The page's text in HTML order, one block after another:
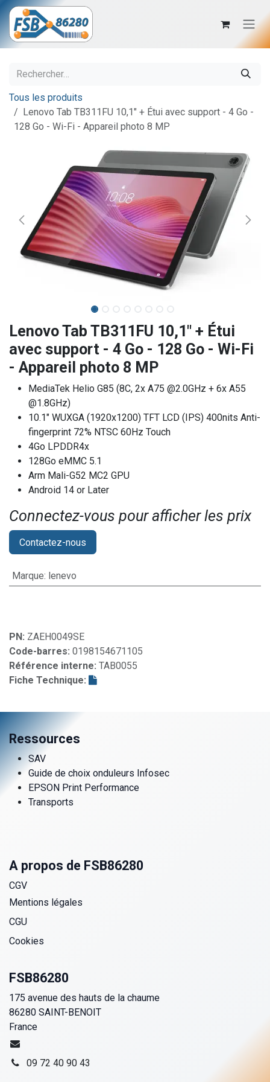
Se rendre au contenu
Tous les produits
Lenovo Tab TB311FU 10,1" + Étui avec support - 4 Go -
128 Go - Wi-Fi - Appareil photo 8 MP
Lenovo Tab TB311FU 10,1" + Étui
avec support - 4 Go - 128 Go - Wi-Fi
- Appareil photo 8 MP
MediaTek Helio G85 (8C, 2x A75 @2.0GHz + 6x A55
@1.8GHz)
10.1" WUXGA (1920x1200) TFT LCD (IPS) 400nits Anti-
fingerprint 72% NTSC 60Hz Touch
4Go LPDDR4x
128Go eMMC 5.1
Arm Mali-G52 MC2 GPU
Android 14 or Later
Connectez-vous pour afficher les prix​
Contactez-nous
Marque: lenevo
PN: ZAEH0049SE
Code-barres: 0198154671105
Référence interne: TAB0055
Fiche Technique:
Ressources
SAV
Guide de choix onduleurs Infosec
EPSON Print Performance
Transports
A propos de FSB86280
CGV
Mentions légales
CGU
Cookies
FSB86280
175 avenue des hauts de la chaume
86280 SAINT-BENOIT
France
09 72 40 90 43